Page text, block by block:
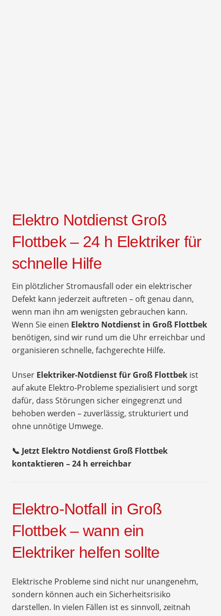
Elektro Notdienst Groß
Flottbek – 24 h Elektriker für
schnelle Hilfe
Ein plötzlicher Stromausfall oder ein elektrischer
Defekt kann jederzeit auftreten – oft genau dann,
wenn man ihn am wenigsten gebrauchen kann.
Wenn Sie einen Elektro Notdienst in Groß Flottbek
benötigen, sind wir rund um die Uhr erreichbar und
organisieren schnelle, fachgerechte Hilfe.
Unser Elektriker-Notdienst für Groß Flottbek ist
auf akute Elektro-Probleme spezialisiert und sorgt
dafür, dass Störungen sicher eingegrenzt und
behoben werden – zuverlässig, strukturiert und
ohne unnötige Umwege.
📞 Jetzt Elektro Notdienst Groß Flottbek
kontaktieren – 24 h erreichbar
Elektro-Notfall in Groß
Flottbek – wann ein
Elektriker helfen sollte
Elektrische Probleme sind nicht nur unangenehm,
sondern können auch ein Sicherheitsrisiko
darstellen. In vielen Fällen ist es sinnvoll, zeitnah